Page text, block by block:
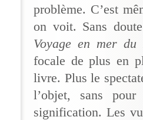
problème. C’est
on voit. Sans
Voyage en mer du
focale de plus en
livre. Plus le
l’objet, sans
signification. Les